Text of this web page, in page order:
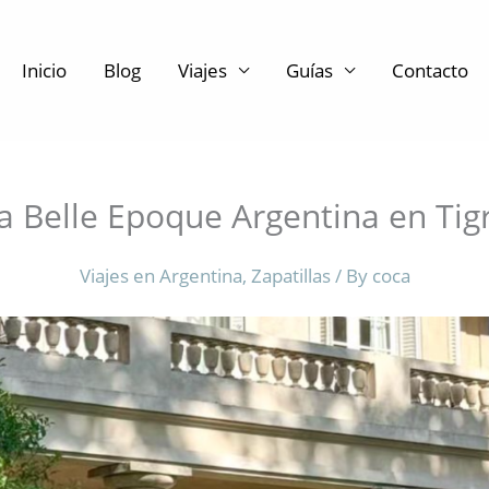
Inicio Blog Viajes Guías Contacto
Belle Epoque Argentina en
Viajes en Argentina, Zapatillas/ By coca